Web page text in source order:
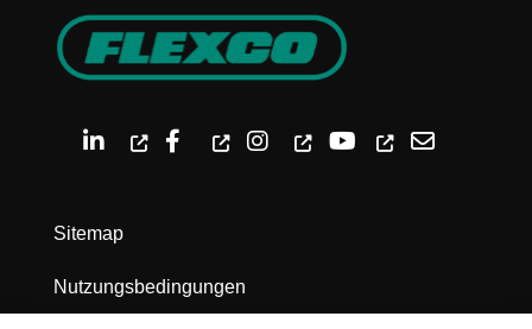
Sitemap
Nutzungsbedingungen